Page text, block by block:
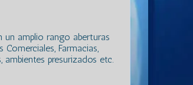
amplio rango aberturas
Farmacias,
ambientes presurizados etc.